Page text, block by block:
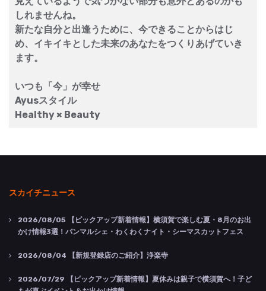
しれませんね。
新たな自分と出逢うために、今できることからはじ
め、イキイキとした未来のあなたをつくりあげていき
ます。
いつも「今」が幸せ
Ayusスタイル
Healthy × Beauty
スカイチニュース
2026/08/05 【ピックアップ新着情報】横須賀で楽しむ夏・8月のお出
かけ情報3選！パンマルシェ・わくわくナイト・シーマスカットフェス
2026/08/04 【新規登録店のご紹介】浄楽寺
2026/07/29 【ピックアップ新着情報】夏休みは親子で横須賀へ！子ど